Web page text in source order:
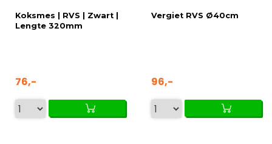
Koksmes | RVS | Zwart |
Lengte 320mm
76,-
Vergiet RVS Ø40cm
96,-